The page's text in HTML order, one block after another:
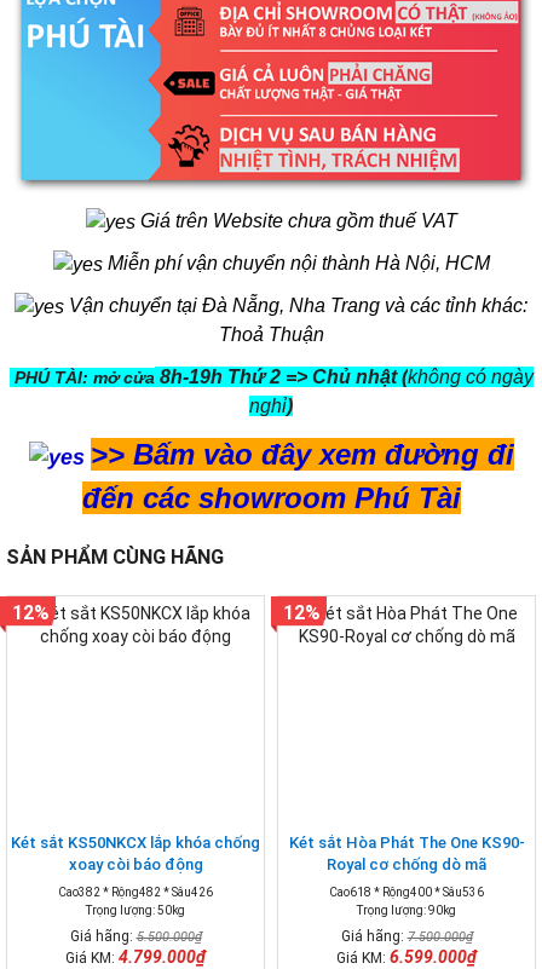
Giá trên Website chưa gồm thuế VAT
Miễn phí vận chuyển nội thành Hà Nội, HCM
Vận chuyển tại Đà Nẵng, Nha Trang và các tỉnh khác:
Thoả Thuận
PHÚ TÀI: mở cửa 8h-19h Thứ 2 => Chủ nhật (không có ngày
nghỉ)
>> Bấm vào đây xem đường đi
đến các showroom Phú Tài
SẢN PHẨM CÙNG HÃNG
Két sắt KS50NKCX lắp khóa chống
xoay còi báo động
Cao382 * Rộng482 * Sâu426
Trọng lượng: 50kg
Giá hãng:5.500.000₫
Giá KM: 4.799.000₫
12%
Két sắt Hòa Phát The One KS90-
Royal cơ chống dò mã
Cao618 * Rộng400 * Sâu536
Trọng lượng: 90kg
Giá hãng:7.500.000₫
Giá KM: 6.599.000₫
12%